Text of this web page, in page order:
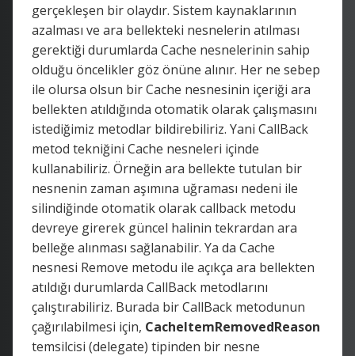
gerçekleşen bir olaydır. Sistem kaynaklarının
azalması ve ara bellekteki nesnelerin atılması
gerektiği durumlarda Cache nesnelerinin sahip
olduğu öncelikler göz önüne alınır. Her ne sebep
ile olursa olsun bir Cache nesnesinin içeriği ara
bellekten atıldığında otomatik olarak çalışmasını
istediğimiz metodlar bildirebiliriz. Yani CallBack
metod tekniğini Cache nesneleri içinde
kullanabiliriz. Örneğin ara bellekte tutulan bir
nesnenin zaman aşımına uğraması nedeni ile
silindiğinde otomatik olarak callback metodu
devreye girerek güncel halinin tekrardan ara
belleğe alınması sağlanabilir. Ya da Cache
nesnesi Remove metodu ile açıkça ara bellekten
atıldığı durumlarda CallBack metodlarını
çalıştırabiliriz. Burada bir CallBack metodunun
çağırılabilmesi için, CacheItemRemovedReason
temsilcisi (delegate) tipinden bir nesne